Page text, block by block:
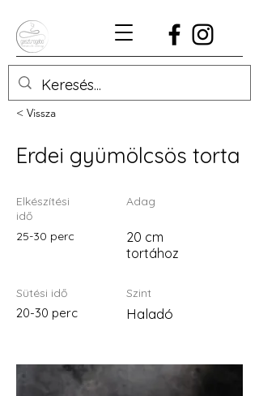
< Vissza
Erdei gyümölcsös torta
Elkészítési
idő
25-30 perc
Sütési idő
20-30 perc
Adag
20 cm
tortához
Szint
Haladó